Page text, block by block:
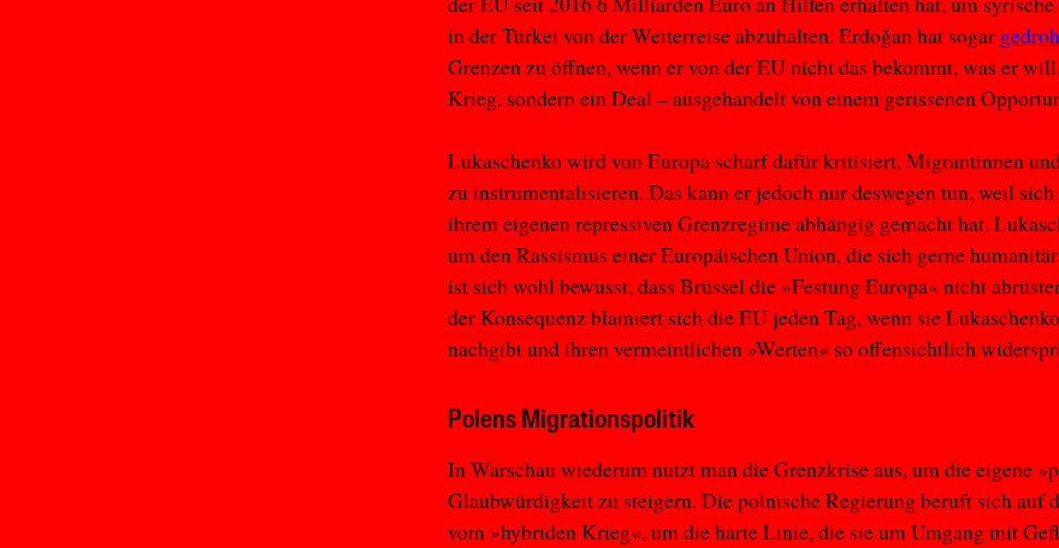
in der Türkei von der Weiterreise abzuhalten. Erdoğan hat sogar
Grenzen zu öffnen, wenn er von der EU nicht das bekommt, was er
Krieg, sondern ein Deal – ausgehandelt von einem gerissenen
Lukaschenko wird von Europa scharf dafür kritisiert, Migrantinnen
zu instrumentalisieren. Das kann er jedoch nur deswegen tun, weil
ihrem eigenen repressiven Grenzregime abhängig gemacht hat.
um den Rassismus einer Europäischen Union, die sich gerne
ist sich wohl bewusst, dass Brüssel die »Festung Europa« nicht
der Konsequenz blamiert sich die EU jeden Tag, wenn sie
nachgibt und ihren vermeintlichen »Werten« so offensichtlich
Polens Migrationspolitik
In Warschau wiederum nutzt man die Grenzkrise aus, um die eigene
Glaubwürdigkeit zu steigern. Die polnische Regierung beruft sich auf
vom »hybriden Krieg«, um die harte Linie, die sie um Umgang mit